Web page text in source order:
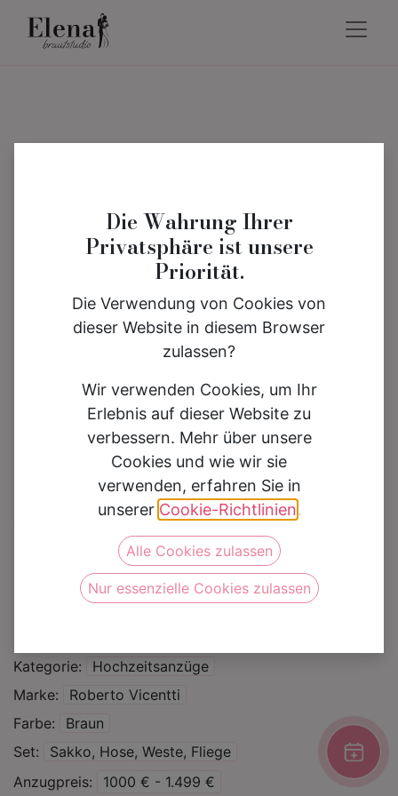
Hochzeitsanzug
7624780
Auf die Wunschliste
Kategorie
Hochzeitsanzüge
Marke
Roberto Vicentti
Farbe
Braun
Set
Sakko, Hose, Weste, Fliege
Anzugpreis
1000 € - 1.499 €
Die Wahrung Ihrer
Privatsphäre ist unsere
Priorität.
Die Verwendung von Cookies von
dieser Website in diesem Browser
zulassen?
Wir verwenden Cookies, um Ihr
Erlebnis auf dieser Website zu
verbessern. Mehr über unsere
Cookies und wie wir sie
verwenden, erfahren Sie in
unserer Cookie-Richtlinien.
Alle Cookies zulassen
Nur essenzielle Cookies zulassen